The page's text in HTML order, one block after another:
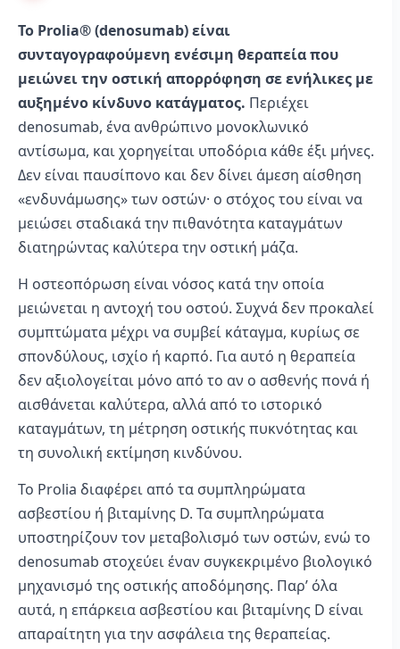
Το Prolia® (denosumab) είναι
συνταγογραφούμενη ενέσιμη θεραπεία που
μειώνει την οστική απορρόφηση σε ενήλικες με
αυξημένο κίνδυνο κατάγματος. Περιέχει
denosumab, ένα ανθρώπινο μονοκλωνικό
αντίσωμα, και χορηγείται υποδόρια κάθε έξι μήνες.
Δεν είναι παυσίπονο και δεν δίνει άμεση αίσθηση
«ενδυνάμωσης» των οστών· ο στόχος του είναι να
μειώσει σταδιακά την πιθανότητα καταγμάτων
διατηρώντας καλύτερα την οστική μάζα.
Η οστεοπόρωση είναι νόσος κατά την οποία
μειώνεται η αντοχή του οστού. Συχνά δεν προκαλεί
συμπτώματα μέχρι να συμβεί κάταγμα, κυρίως σε
σπονδύλους, ισχίο ή καρπό. Για αυτό η θεραπεία
δεν αξιολογείται μόνο από το αν ο ασθενής πονά ή
αισθάνεται καλύτερα, αλλά από το ιστορικό
καταγμάτων, τη μέτρηση οστικής πυκνότητας και
τη συνολική εκτίμηση κινδύνου.
Το Prolia διαφέρει από τα συμπληρώματα
ασβεστίου ή βιταμίνης D. Τα συμπληρώματα
υποστηρίζουν τον μεταβολισμό των οστών, ενώ το
denosumab στοχεύει έναν συγκεκριμένο βιολογικό
μηχανισμό της οστικής αποδόμησης. Παρ’ όλα
αυτά, η επάρκεια ασβεστίου και βιταμίνης D είναι
απαραίτητη για την ασφάλεια της θεραπείας.